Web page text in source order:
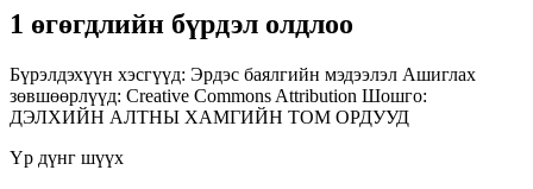
1 өгөгдлийн бүрдэл олдлоо
Бүрэлдэхүүн хэсгүүд: Эрдэс баялгийн мэдээлэл Ашиглах
зөвшөөрлүүд: Creative Commons Attribution Шошго:
ДЭЛХИЙН АЛТНЫ ХАМГИЙН ТОМ ОРДУУД
Үр дүнг шүүх